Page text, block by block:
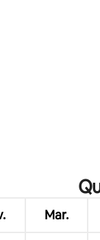
Mar.